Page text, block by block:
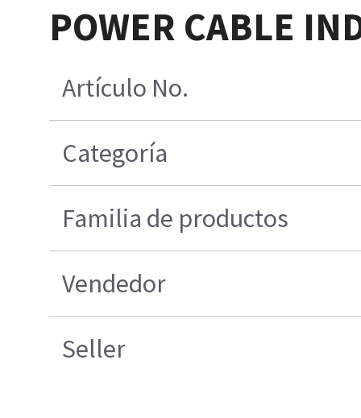
POWER CABLE
Artículo No.
Categoría
Familia de productos
Vendedor
Seller